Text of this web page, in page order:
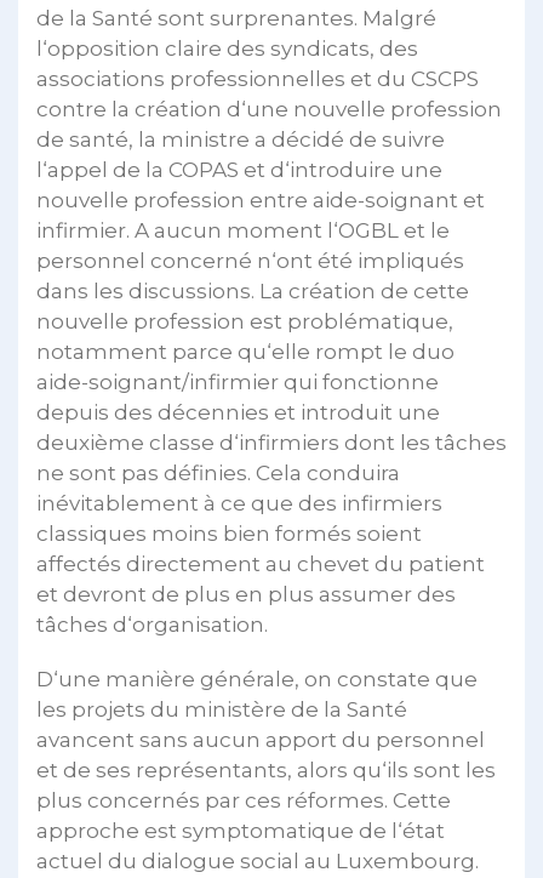
de la Santé sont surprenantes. Malgré
l‘opposition claire des syndicats, des
associations professionnelles et du CSCPS
contre la création d‘une nouvelle profession
de santé, la ministre a décidé de suivre
l‘appel de la COPAS et d‘introduire une
nouvelle profession entre aide-soignant et
infirmier. A aucun moment l‘OGBL et le
personnel concerné n‘ont été impliqués
dans les discussions. La création de cette
nouvelle profession est problématique,
notamment parce qu‘elle rompt le duo
aide-soignant/infirmier qui fonctionne
depuis des décennies et introduit une
deuxième classe d‘infirmiers dont les tâches
ne sont pas définies. Cela conduira
inévitablement à ce que des infirmiers
classiques moins bien formés soient
affectés directement au chevet du patient
et devront de plus en plus assumer des
tâches d‘organisation.
D‘une manière générale, on constate que
les projets du ministère de la Santé
avancent sans aucun apport du personnel
et de ses représentants, alors qu‘ils sont les
plus concernés par ces réformes. Cette
approche est symptomatique de l‘état
actuel du dialogue social au Luxembourg.